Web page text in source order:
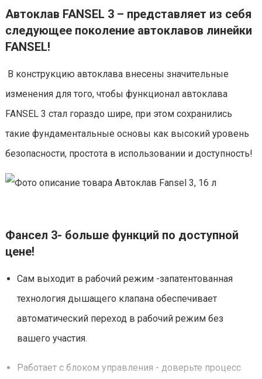
Автоклав FANSEL 3 – представляет из себя
следующее поколение автоклавов линейки
FANSEL!
В конструкцию автоклава внесены значительные
изменения для того, чтобы функционал автоклава
FANSEL 3 стал гораздо шире, при этом сохранились
такие фундаментальные основы как высокий уровень
безопасности, простота в использовании и доступность!
Фансел 3- больше функций по доступной
цене!
Сам выходит в рабочий режим -запатентованная
технология дышащего клапана обеспечивает
автоматический переход в рабочий режим без
вашего участия.
Работает с блоком управления - доверьте процесс